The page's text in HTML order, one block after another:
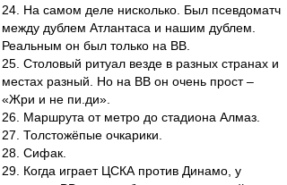
24. На самом деле нисколько. Был псевдоматч
между дублем Атлантаса и нашим дублем.
Реальным он был только на ВВ.
25. Столовый ритуал везде в разных странах и
местах разный. Но на ВВ он очень прост –
«Жри и не пи.ди».
26. Маршрута от метро до стадиона Алмаз.
27. Толстожёпые очкарики.
28. Сифак.
29. Когда играет ЦСКА против Динамо, у